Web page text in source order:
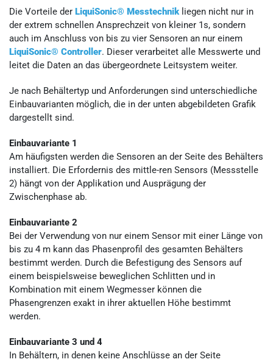
Die Vorteile der LiquiSonic® Messtechnikliegen nicht nur in
der extrem schnellen Ansprechzeit von kleiner 1s, sondern
auch im Anschluss von bis zu vier Sensoren an nur einem
LiquiSonic® Controller. Dieser verarbeitet alle Messwerte und
leitet die Daten an das übergeordnete Leitsystem weiter.
Je nach Behältertyp und Anforderungen sind unterschiedliche
Einbauvarianten möglich, die in der unten abgebildeten Grafik
dargestellt sind.
Einbauvariante 1
Am häufigsten werden die Sensoren an der Seite des Behälters
installiert. Die Erfordernis des mittle-ren Sensors (Messstelle
2) hängt von der Applikation und Ausprägung der
Zwischenphase ab.
Einbauvariante 2
Bei der Verwendung von nur einem Sensor mit einer Länge von
bis zu 4 m kann das Phasenprofil des gesamten Behälters
bestimmt werden. Durch die Befestigung des Sensors auf
einem beispielsweise beweglichen Schlitten und in
Kombination mit einem Wegmesser können die
Phasengrenzen exakt in ihrer aktuellen Höhe bestimmt
werden.
Einbauvariante 3 und 4
In Behältern, in denen keine Anschlüsse an der Seite